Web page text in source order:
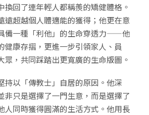
換回了連年輕人都稱羨的矯健體格。
遠超越個人體適能的獲得；他更在意
備一種「利他」的生命穿透力——他
健康存摺，更進一步引領家人、員
眾，共同踩踏出更寬廣的生命版圖。
持以「傳教士」自居的原因。他深
非只是選擇了一門生意，而是選擇了
人同時獲得圓滿的生活方式。他用長